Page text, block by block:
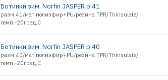
Ботинки зим. Norfin JASPER р.41
разм.41/мат.полиэфир+PU/резина TPR/Thinsulate/
темп.-20град.С
Ботинки зим. Norfin JASPER р.40
разм.40/мат.полиэфир+PU/резина TPR/Thinsulate/
темп.-20град.С